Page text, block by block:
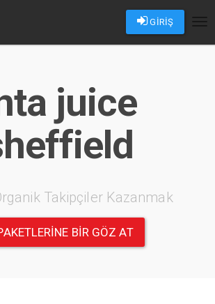
GİRİŞ
juice
Takipçiler Kazanmak
BIR GÖZ AT